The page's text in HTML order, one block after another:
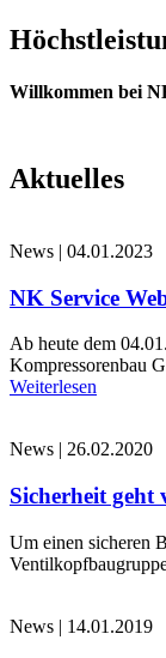
Willkommen bei
Aktuelles
News | 04.01.2023
NK Service
Ab heute dem
Kompressorenbau
Weiterlesen
News | 26.02.2020
Sicherheit geht
Um einen sicheren
News | 14.01.2019